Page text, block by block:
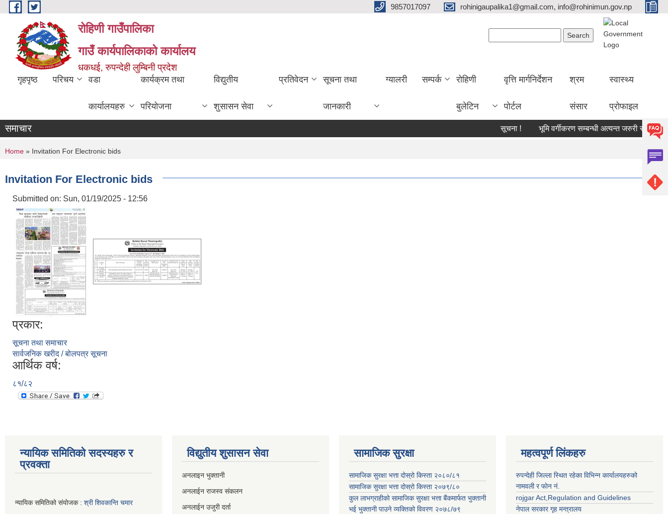
Skip to main content 9857017097 rohinigaupalika1@gmail.com, info@rohinimun.gov.np
रोहिणी गाउँपालिका
गाउँ कार्यपालिकाको कार्यालय
धकधई, रुपन्देही लुम्बिनी प्रदेश
गृहपृष्ठ परिचय वडा
कार्यालयहरु
कार्यक्रम तथा
परियोजना
विद्युतीय
शुसासन सेवा
प्रतिवेदन सूचना तथा
जानकारी
ग्यालरी सम्पर्क रोहिणी
बुलेटिन
वृत्ति मार्गनिर्देशन
पोर्टल
श्रम
संसार
स्वास्थ्य
प्रोफाइल
समाचार सूचना ! भूमि वर्गीकरण सम्बन्धी अत्यन्त जरुरी सूचना !
You are here
Home » Invitation For Electronic bids
Invitation For Electronic bids
Submitted on: Sun, 01/19/2025 - 12:56
प्रकार:
सूचना तथा समाचार
सार्वजनिक खरीद / बोलपत्र सूचना
आर्थिक वर्ष:
८१/८२
न्यायिक समितिको सदस्यहरु र
प्रवक्ता
न्यायिक समितिको संयोजक : श्री शिवकान्ति चमार
विद्युतीय शुसासन सेवा
अनलाइन भुक्तानी
अनलाईन राजस्व संकलन
अनलाईन उजुरी दर्ता
सामाजिक सुरक्षा
सामाजिक सुरक्षा भत्ता दोस्रो किस्ता २०८०/८१
सामाजिक सुरक्षा भत्ता दोस्रो किस्ता २०७९/८०
कुल लाभग्राहीको सामाजिक सुरक्षा भत्ता बैंकमार्फत भुक्तानी
भई भुक्तानी पाउने व्यक्तिको विवरण २०७८/७९
महत्वपूर्ण लिंकहरु
रुपन्देही जिल्ला स्थित रहेका विभिन्न कार्यालयहरुको
नामवली र फाेन न‌ं.
rojgar Act,Regulation and Guidelines
नेपाल सरकार गृह मन्त्रालय